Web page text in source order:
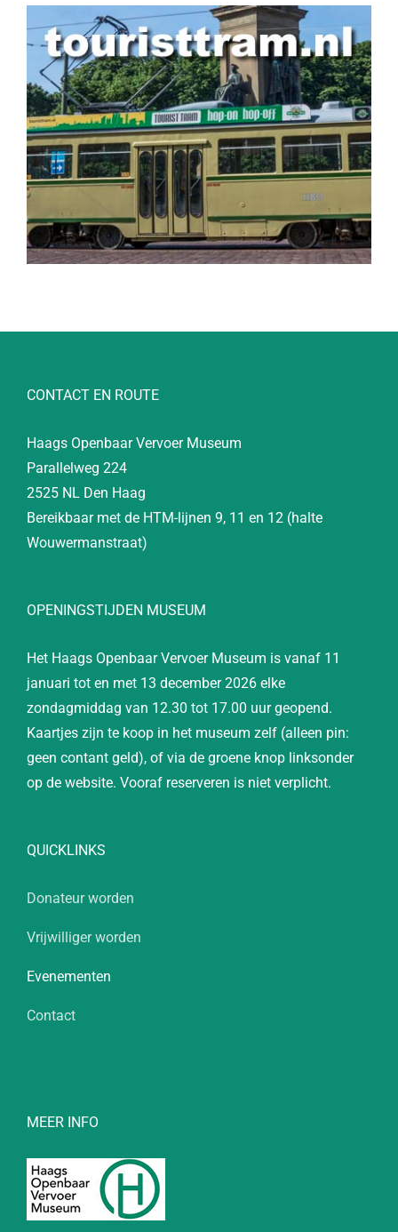
CONTACT EN ROUTE
Haags Openbaar Vervoer Museum
Parallelweg 224
2525 NL Den Haag
Bereikbaar met de HTM-lijnen 9, 11 en 12 (halte
Wouwermanstraat)
OPENINGSTIJDEN MUSEUM
Het Haags Openbaar Vervoer Museum is vanaf 11
januari tot en met 13 december 2026 elke
zondagmiddag van 12.30 tot 17.00 uur geopend.
Kaartjes zijn te koop in het museum zelf (alleen pin:
geen contant geld), of via de groene knop linksonder
op de website. Vooraf reserveren is niet verplicht.
QUICKLINKS
Donateur worden
Vrijwilliger worden
Evenementen
Contact
MEER INFO